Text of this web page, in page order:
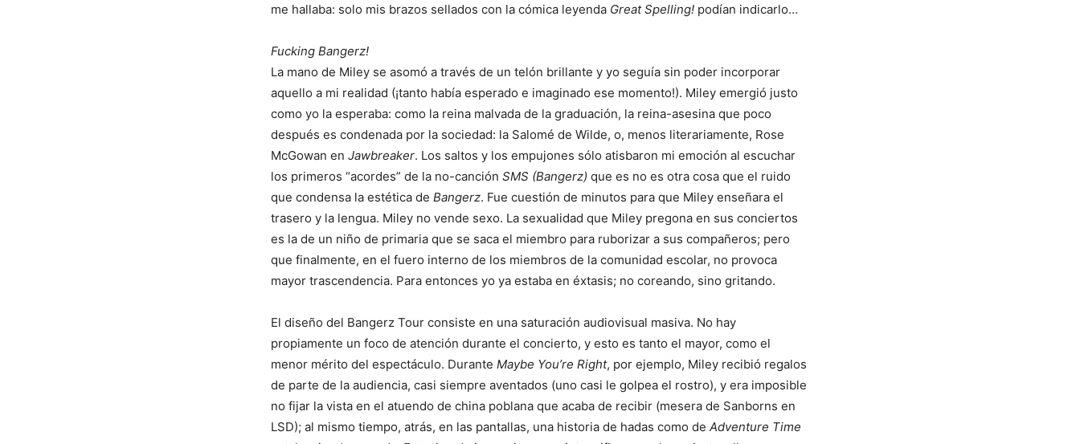
me hallaba: solo mis brazos sellados con la cómica leyenda Great Spelling! podían indicarlo…
Fucking Bangerz!
La mano de Miley se asomó a través de un telón brillante y yo seguía sin poder incorporar
aquello a mi realidad (¡tanto había esperado e imaginado ese momento!). Miley emergió justo
como yo la esperaba: como la reina malvada de la graduación, la reina-asesina que poco
después es condenada por la sociedad: la Salomé de Wilde, o, menos literariamente, Rose
McGowan en Jawbreaker. Los saltos y los empujones sólo atisbaron mi emoción al escuchar
los primeros “acordes” de la no-canción SMS (Bangerz) que es no es otra cosa que el ruido
que condensa la estética de Bangerz. Fue cuestión de minutos para que Miley enseñara el
trasero y la lengua. Miley no vende sexo. La sexualidad que Miley pregona en sus conciertos
es la de un niño de primaria que se saca el miembro para ruborizar a sus compañeros; pero
que finalmente, en el fuero interno de los miembros de la comunidad escolar, no provoca
mayor trascendencia. Para entonces yo ya estaba en éxtasis; no coreando, sino gritando.
El diseño del Bangerz Tour consiste en una saturación audiovisual masiva. No hay
propiamente un foco de atención durante el concierto, y esto es tanto el mayor, como el
menor mérito del espectáculo. Durante Maybe You’re Right, por ejemplo, Miley recibió regalos
de parte de la audiencia, casi siempre aventados (uno casi le golpea el rostro), y era imposible
no fijar la vista en el atuendo de china poblana que acaba de recibir (mesera de Sanborns en
LSD); al mismo tiempo, atrás, en las pantallas, una historia de hadas como de Adventure Time